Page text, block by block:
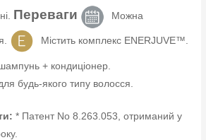
Переваги Можна
Містить комплекс ENERJUVE™.
+ кондиціонер.
будь-якого типу волосся.
* Патент No 8.263.053, отриманий у